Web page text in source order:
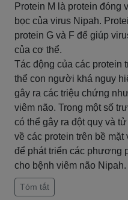
Protein M là protein đóng
bọc của virus Nipah.
protein G và F để giúp
của cơ thể.
Tác động của các protein
thể con người khá nguy
gây ra các triệu chứng
viêm não. Trong một số
có thể gây ra đột quỵ và
về các protein trên bề
để phát triển các phương
cho bệnh viêm não Nipah.
Tóm tắt